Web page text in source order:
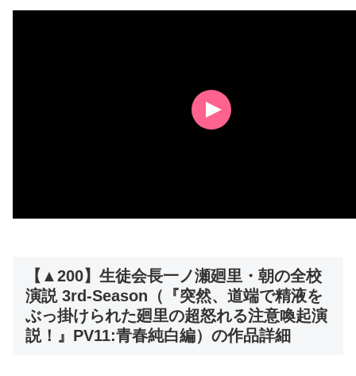
【▲200】生徒会長一ノ瀬廻里・朝の全校
演説 3rd-Season（『突然、道端で精液を
ぶっ掛けられた廻里の超怒れる注意喚起演
説！』PV11:青春純白編）の作品詳細